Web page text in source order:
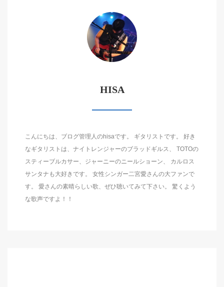
HISA
こんにちは、ブログ管理人のhisaです。 ギタリストです。 好き
なギタリストは、ナイトレンジャーのブラッドギルス、 TOTOの
スティーブルカサー、ジャーニーのニールショーン、 カルロス
サンタナも大好きです。 女性シンガー二宮愛さんの大ファンで
す。 愛さんの素晴らしい歌、ぜひ聴いてみて下さい。 驚くよう
な歌声ですよ！！